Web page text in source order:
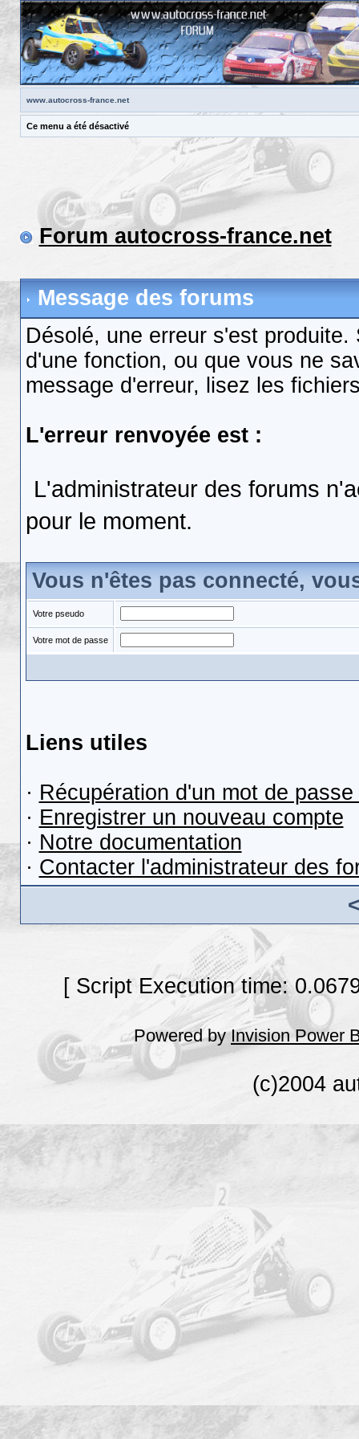
www.autocross-france.net
Ce menu a été désactivé
Forum autocross-france.net
Message des forums
Désolé, une erreur s'est
d'une fonction, ou que vous ne
message d'erreur, lisez les
L'erreur renvoyée est :
L'administrateur des forums
pour le moment.
Vous n'êtes pas connecté,
Votre pseudo
Votre mot de passe
Liens utiles
· Récupération d'un mot de passe
· Enregistrer un nouveau compte
· Notre documentation
· Contacter l'administrateur des
[ Script Execution time:
Powered byInvision Power
(c)2004